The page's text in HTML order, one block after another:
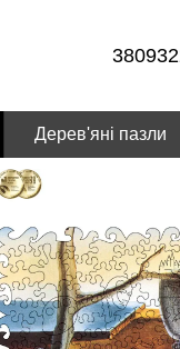
Дерев'яні пазли